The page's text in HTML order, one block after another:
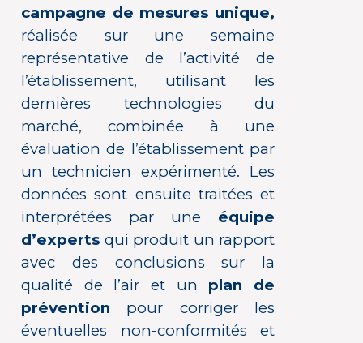
campagne de mesures unique,
réalisée sur une semaine
représentative de l’activité de
l’établissement, utilisant les
dernières technologies du
marché, combinée à une
évaluation de l’établissement par
un technicien expérimenté. Les
données sont ensuite traitées et
interprétées par une équipe
d’experts qui produit un rapport
avec des conclusions sur la
qualité de l’air et un plan de
prévention pour corriger les
éventuelles non-conformités et